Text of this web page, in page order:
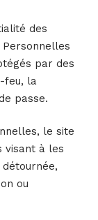
des
par des
feu, la
passe.
le site
visant à les
ou